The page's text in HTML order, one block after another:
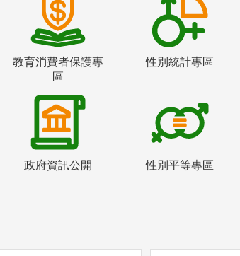
教育消費者保護專
區
性別統計專區
政府資訊公開 性別平等專區